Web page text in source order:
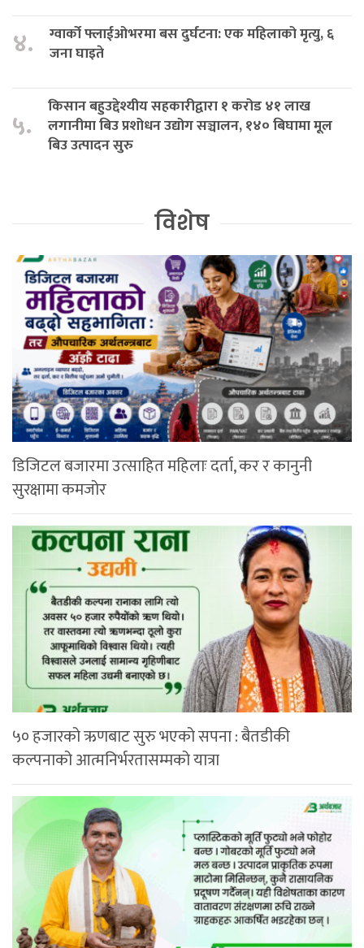
४.
ग्वार्को फ्लाईओभरमा बस दुर्घटना: एक महिलाको मृत्यु, ६
जना घाइते
५.
किसान बहुउद्देश्यीय सहकारीद्वारा १ करोड ४१ लाख
लगानीमा बिउ प्रशोधन उद्योग सञ्चालन, १४० बिघामा मूल
बिउ उत्पादन सुरु
विशेष
डिजिटल बजारमा उत्साहित महिलाः दर्ता, कर र कानुनी
सुरक्षामा कमजोर
५० हजारको ऋणबाट सुरु भएको सपना : बैतडीकी
कल्पनाको आत्मनिर्भरतासम्मको यात्रा